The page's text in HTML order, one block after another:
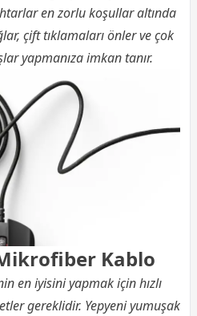
en zorlu koşullar altında
çift tıklamaları önler ve çok
yapmanıza imkan tanır.
Kablo
en iyisini yapmak için hızlı
gereklidir. Yepyeni yumuşak